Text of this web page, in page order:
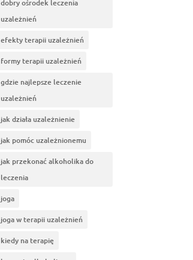
dobry ośrodek leczenia
uzależnień
efekty terapii uzależnień
formy terapii uzależnień
gdzie najlepsze leczenie
uzależnień
jak działa uzależnienie
jak pomóc uzależnionemu
jak przekonać alkoholika do
leczenia
joga
joga w terapii uzależnień
kiedy na terapię